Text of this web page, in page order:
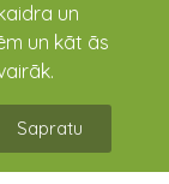
un
un kāt ās
Sapratu